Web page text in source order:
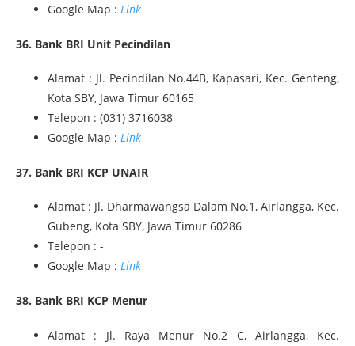
Google Map : Link
36. Bank BRI Unit Pecindilan
Alamat : Jl. Pecindilan No.44B, Kapasari, Kec. Genteng,
Kota SBY, Jawa Timur 60165
Telepon : (031) 3716038
Google Map : Link
37. Bank BRI KCP UNAIR
Alamat : Jl. Dharmawangsa Dalam No.1, Airlangga, Kec.
Gubeng, Kota SBY, Jawa Timur 60286
Telepon : -
Google Map : Link
38. Bank BRI KCP Menur
Alamat : Jl. Raya Menur No.2 C, Airlangga, Kec.